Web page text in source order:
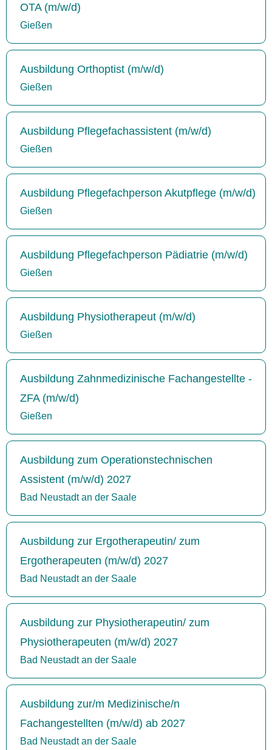
OTA (m/w/d)
Gießen
Ausbildung Orthoptist (m/w/d)
Gießen
Ausbildung Pflegefachassistent (m/w/d)
Gießen
Ausbildung Pflegefachperson Akutpflege (m/w/d)
Gießen
Ausbildung Pflegefachperson Pädiatrie (m/w/d)
Gießen
Ausbildung Physiotherapeut (m/w/d)
Gießen
Ausbildung Zahnmedizinische Fachangestellte -
ZFA (m/w/d)
Gießen
Ausbildung zum Operationstechnischen
Assistent (m/w/d) 2027
Bad Neustadt an der Saale
Ausbildung zur Ergotherapeutin/ zum
Ergotherapeuten (m/w/d) 2027
Bad Neustadt an der Saale
Ausbildung zur Physiotherapeutin/ zum
Physiotherapeuten (m/w/d) 2027
Bad Neustadt an der Saale
Ausbildung zur/m Medizinische/n
Fachangestellten (m/w/d) ab 2027
Bad Neustadt an der Saale